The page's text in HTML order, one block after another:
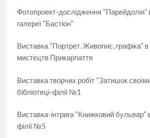
Фотопроект-дослідження “Парейдолія”
галереї “Бастіон”
Виставка “Портрет. Живопис, графіка” в
мистецтв Прикарпаття
Виставка творчих робіт “Затишок
бібліотеці-філії №1
Виставка-інтрига “Книжковий бульвар”
філії №5